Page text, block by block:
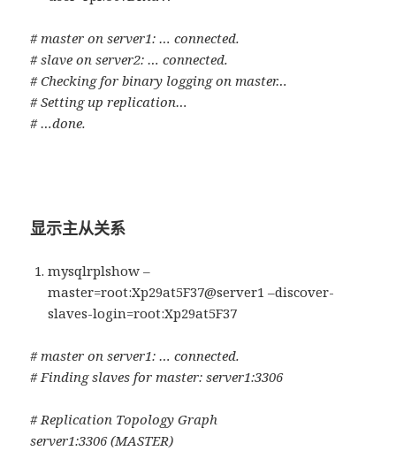
# master on server1: … connected.
# slave on server2: … connected.
# Checking for binary logging on master…
# Setting up replication…
# …done.
显示主从关系
mysqlrplshow –
master=root:Xp29at5F37@server1 –discover-
slaves-login=root:Xp29at5F37
# master on server1: … connected.
# Finding slaves for master: server1:3306
# Replication Topology Graph
server1:3306 (MASTER)